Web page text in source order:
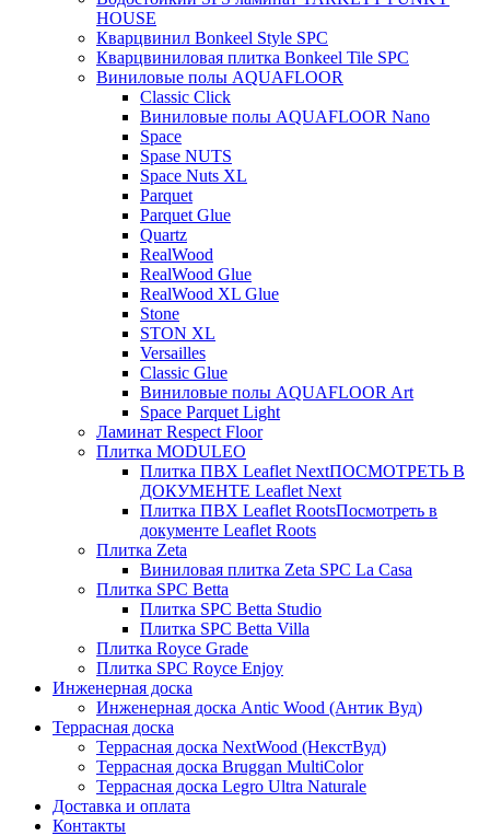
HOUSE
Кварцвинил Bonkeel Style SPC
Кварцвиниловая плитка Bonkeel Tile SPC
Виниловые полы AQUAFLOOR
Classic Click
Виниловые полы AQUAFLOOR Nano
Space
Spase NUTS
Space Nuts XL
Parquet
Parquet Glue
Quartz
RealWood
RealWood Glue
RealWood XL Glue
Stone
STON XL
Versailles
Classic Glue
Виниловые полы AQUAFLOOR Art
Space Parquet Light
Ламинат Respect Floor
Плитка MODULEO
Плитка ПВХ Leaflet NextПОСМОТРЕТЬ В
ДОКУМЕНТЕ Leaflet Next
Плитка ПВХ Leaflet RootsПосмотреть в
документе Leaflet Roots
Плитка Zeta
Виниловая плитка Zeta SPC La Casa
Плитка SPC Betta
Плитка SPC Betta Studio
Плитка SPC Betta Villa
Плитка Royce Grade
Плитка SPC Royce Enjoy
Инженерная доска
Инженерная доска Antic Wood (Антик Вуд)
Террасная доска
Террасная доска NextWood (НекстВуд)
Террасная доска Bruggan MultiColor
Террасная доска Legro Ultra Naturale
Доставка и оплата
Контакты